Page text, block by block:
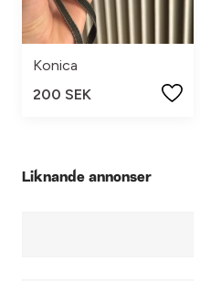
Konica
200 SEK
Liknande annonser